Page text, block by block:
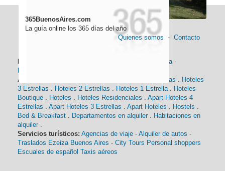
365BuenosAires.com
La guía online los 365 días del año
Quienes somos - Contacto
Historia-
Alojamiento:
Hoteles 4 Estrellas . Hoteles
3 Estrellas . Hoteles 2 Estrellas . Hoteles 1 Estrella. Hoteles
Boutique . Hoteles . Hoteles Residenciales . Apart Hoteles 4
Estrellas . Apart Hoteles 3 Estrellas . Apart Hoteles . Hostels .
Bed & Breakfast . Departamentos en alquiler . Habitaciones en
alquiler .
Servicios turísticos: Agencias de viaje - Alquiler de autos -
Traslados Ezeiza Buenos Aires - City Tours Personal shoppers
Escuales de español Taxis aéreos